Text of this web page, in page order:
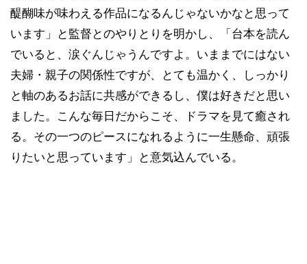
醍醐味が味わえる作品になるんじゃないかなと思って
います」と監督とのやりとりを明かし、「台本を読ん
でいると、涙ぐんじゃうんですよ。いままでにはない
夫婦・親子の関係性ですが、とても温かく、しっかり
と軸のあるお話に共感ができるし、僕は好きだと思い
ました。こんな毎日だからこそ、ドラマを見て癒され
る。その一つのピースになれるように一生懸命、頑張
りたいと思っています」と意気込んでいる。